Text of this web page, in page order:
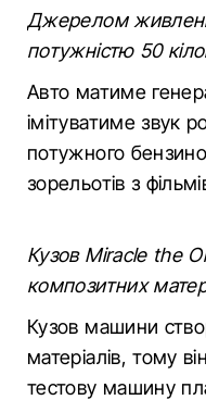
Джерелом
потужністю 50
Авто матиме
імітуватиме звук
потужного
зорельотів з
Кузов Miracle the
композитних
Кузов машини
матеріалів, тому
тестову машину